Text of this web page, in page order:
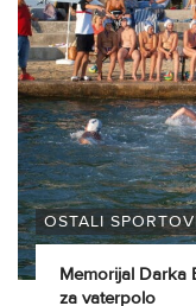
OSTALI
Memorijal Darka
za vaterpolo